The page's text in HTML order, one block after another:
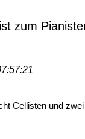
zum
Cellisten und zwei